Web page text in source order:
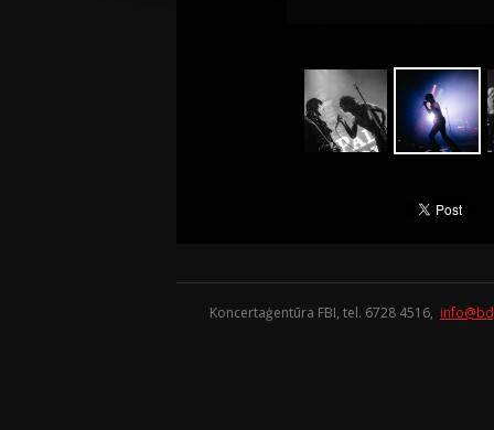
Koncertaģentūra FBI, tel. 6728 4516,